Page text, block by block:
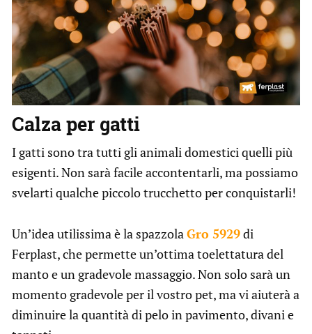
Calza per gatti
I gatti sono tra tutti gli animali domestici quelli più
esigenti. Non sarà facile accontentarli, ma possiamo
svelarti qualche piccolo trucchetto per conquistarli!
Un’idea utilissima è la spazzolaGro 5929di
Ferplast, che permette un’ottima toelettatura del
manto e un gradevole massaggio. Non solo sarà un
momento gradevole per il vostro pet, ma vi aiuterà a
diminuire la quantità di pelo in pavimento, divani e